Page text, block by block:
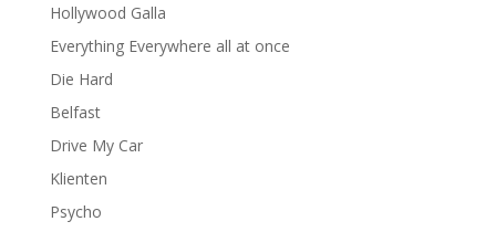
Hollywood Galla
Everything Everywhere all at once
Die Hard
Belfast
Drive My Car
Klienten
Psycho